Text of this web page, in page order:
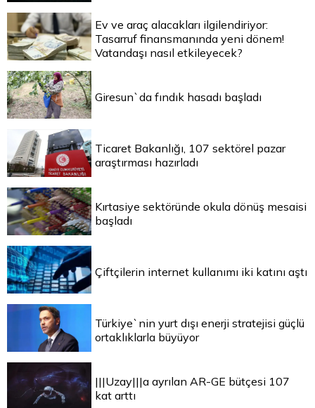
Ev ve araç alacakları ilgilendiriyor:
Tasarruf finansmanında yeni dönem!
Vatandaşı nasıl etkileyecek?
Giresun`da fındık hasadı başladı
Ticaret Bakanlığı, 107 sektörel pazar
araştırması hazırladı
Kırtasiye sektöründe okula dönüş mesaisi
başladı
Çiftçilerin internet kullanımı iki katını aştı
Türkiye`nin yurt dışı enerji stratejisi güçlü
ortaklıklarla büyüyor
|||Uzay|||a ayrılan AR-GE bütçesi 107
kat arttı